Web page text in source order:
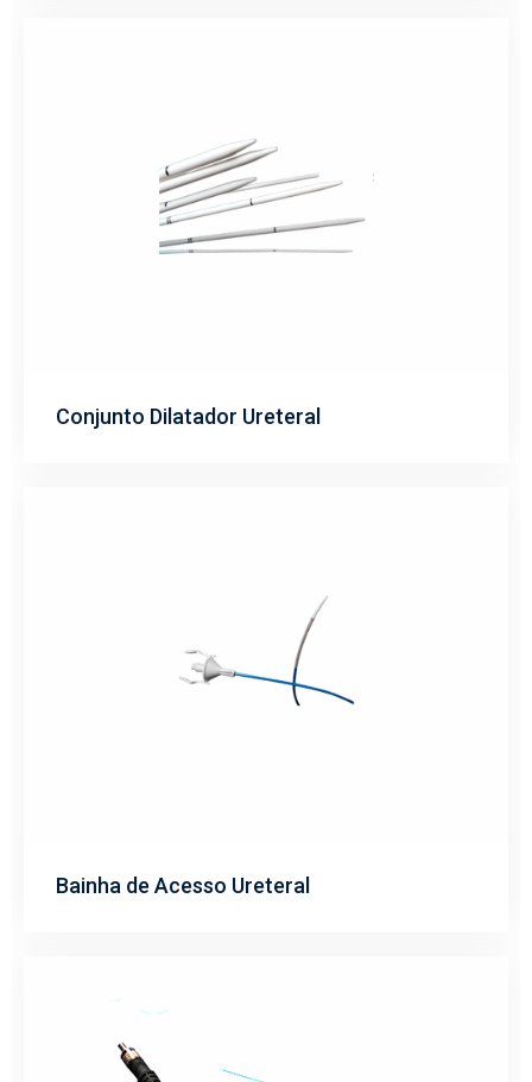
Conjunto Dilatador Ureteral
Bainha de Acesso Ureteral